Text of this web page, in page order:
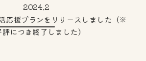
2024.2
応援プランをリリースしました（※
につき終了しました）